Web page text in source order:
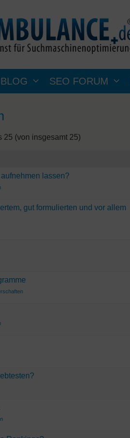
SEO FORUM
25 (von insgesamt 25)
lassen?
gut formulierten und vor allem